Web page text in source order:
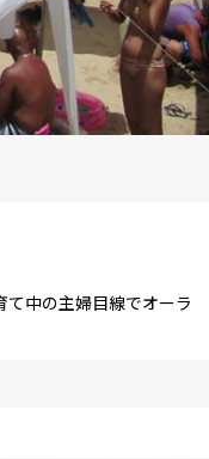
中の主婦目線でオーラ